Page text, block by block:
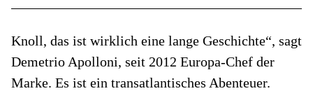
Knoll, das ist wirklich eine lange Geschichte“, sagt
Demetrio Apolloni, seit 2012 Europa-Chef der
Marke. Es ist ein transatlantisches Abenteuer.